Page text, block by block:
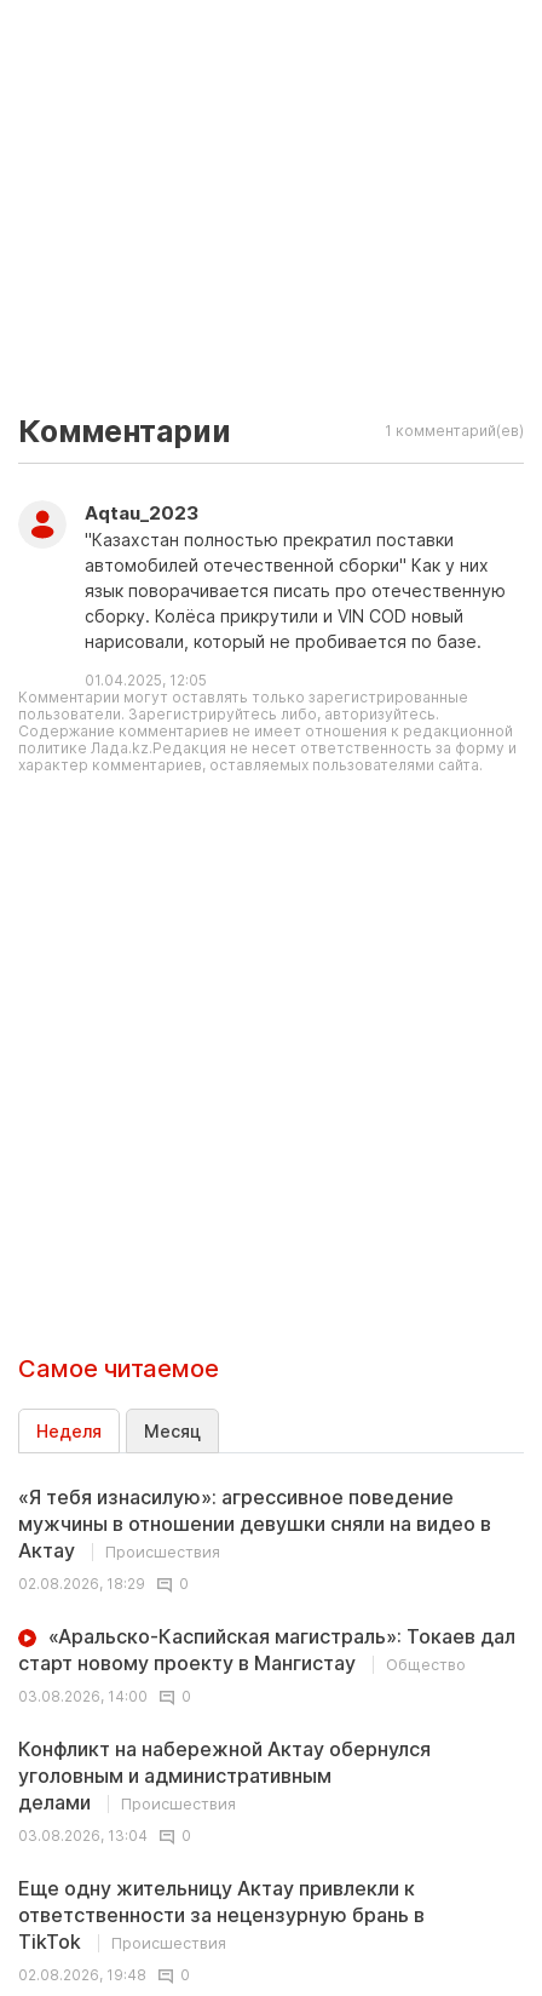
Комментарии 1 комментарий(ев)
Aqtau_2023
"Казахстан полностью прекратил поставки
автомобилей отечественной сборки" Как у них
язык поворачивается писать про отечественную
сборку. Колёса прикрутили и VIN COD новый
нарисовали, который не пробивается по базе.
01.04.2025, 12:05
Комментарии могут оставлять только зарегистрированные
пользователи. Зарегистрируйтесь либо, авторизуйтесь.
Содержание комментариев не имеет отношения к редакционной
политике Лада.kz.Редакция не несет ответственность за форму и
характер комментариев, оставляемых пользователями сайта.
Самое читаемое
Неделя Месяц
«Я тебя изнасилую»: агрессивное поведение
мужчины в отношении девушки сняли на видео в
Актау
Происшествия
02.08.2026, 18:29
0
«Аральско-Каспийская магистраль»: Токаев дал
старт новому проекту в Мангистау
Общество
03.08.2026, 14:00
0
Конфликт на набережной Актау обернулся
уголовным и административным
делами
Происшествия
03.08.2026, 13:04
0
Еще одну жительницу Актау привлекли к
ответственности за нецензурную брань в
TikTok
Происшествия
02.08.2026, 19:48
0